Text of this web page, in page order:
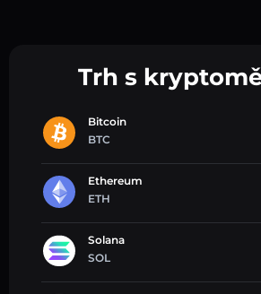
Trh s
Bitcoin
BTC
Ethereum
ETH
Solana
SOL